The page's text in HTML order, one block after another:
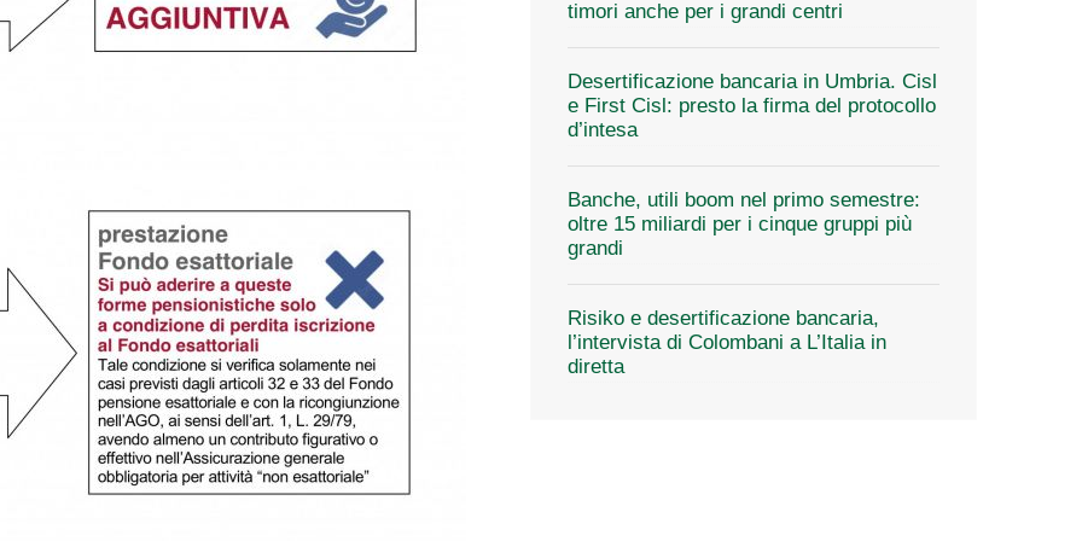
timori anche per i grandi centri
Desertificazione bancaria in Umbria. Cisl
e First Cisl: presto la firma del protocollo
d’intesa
Banche, utili boom nel primo semestre:
oltre 15 miliardi per i cinque gruppi più
grandi
Risiko e desertificazione bancaria,
l’intervista di Colombani a L’Italia in
diretta